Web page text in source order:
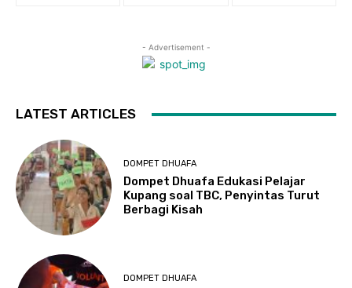
- Advertisement -
LATEST ARTICLES
DOMPET DHUAFA
Dompet Dhuafa Edukasi Pelajar
Kupang soal TBC, Penyintas Turut
Berbagi Kisah
DOMPET DHUAFA